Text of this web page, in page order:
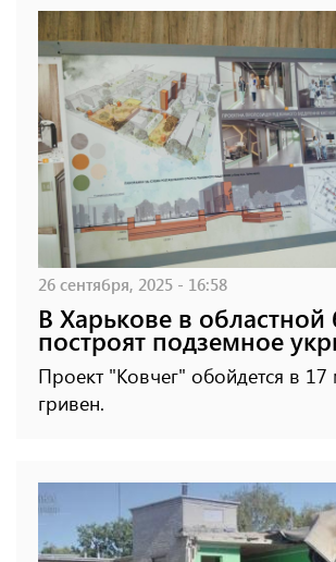
26 сентября, 2025 - 16:58
В Харькове в
построят подземное
Проект "Ковчег" обойдется в
гривен.